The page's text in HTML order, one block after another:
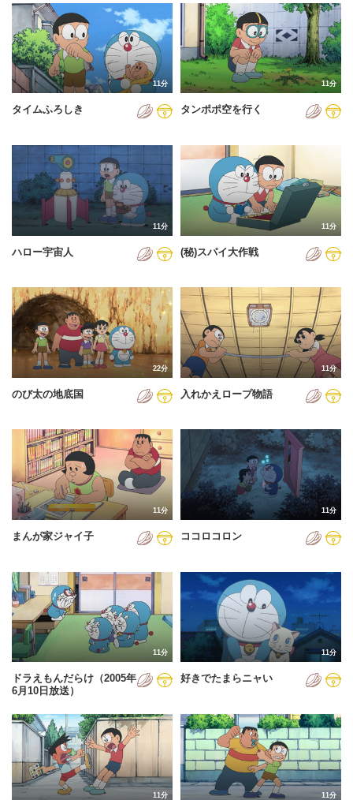
2024年
2025年
2026年
11分
タイムふろしき
11分
タンポポ空を行く
11分
ハロー宇宙人
11分
(秘)スパイ大作戦
22分
のび太の地底国
11分
入れかえロープ物語
11分
まんが家ジャイ子
11分
ココロコロン
11分
ドラえもんだらけ（2005年
6月10日放送）
11分
好きでたまらニャい
11分 11分